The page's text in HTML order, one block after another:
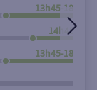
13h45-18h00
14h45-
13h45-18h00